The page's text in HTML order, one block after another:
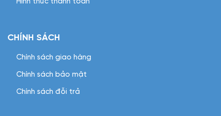
CHÍNH SÁCH
Chính sách giao hàng
Chính sách bảo mật
Chính sách đỗi trả